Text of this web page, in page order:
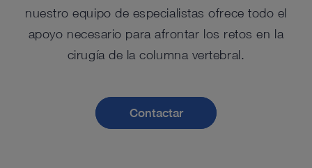
nuestro equipo de especialistas ofrece todo el
apoyo necesario para afrontar los retos en la
cirugía de la columna vertebral.
Contactar